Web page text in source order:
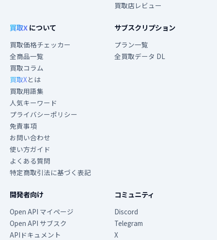
買取店レビュー
買取Xについて
買取価格チェッカー
全商品一覧
買取コラム
買取Xとは
買取用語集
人気キーワード
プライバシーポリシー
免責事項
お問い合わせ
使い方ガイド
よくある質問
特定商取引法に基づく表記
サブスクリプション
プラン一覧
全買取データ DL
開発者向け
Open API マイページ
Open API サブスク
APIドキュメント
コミュニティ
Discord
Telegram
X